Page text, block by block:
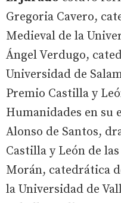
Gregoria Cavero,
Medieval de la
Ángel Verdugo,
Universidad de
Premio Castilla y
Humanidades en su
Alonso de Santos,
Castilla y León de
Morán, catedrática
la Universidad de